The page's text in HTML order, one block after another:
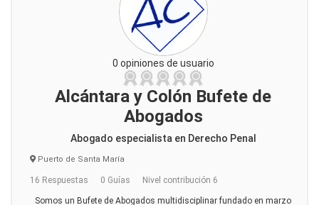
0 opiniones de usuario
Alcántara y Colón Bufete de
Abogados
Abogado especialista en Derecho Penal
Puerto de Santa María
16 Respuestas 0 Guías Nivel contribución 6
Somos un Bufete de Abogados multidisciplinar fundado en marzo